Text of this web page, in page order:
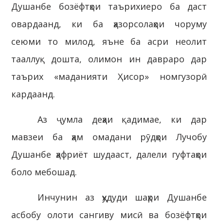
Душанбе бозёфтҳои таърихиеро ба даст
овардаанд, ки ба ҳазорсолаҳои чоруму
сеюми то милод, яъне ба асри неолит
тааллуқ дошта, олимон ин давраро дар
таърих «маданияти Ҳисор» номгузорӣ
кардаанд.
Аз ҷумла деҳаи қадимае, ки дар
мавзеи ба ҳам омадани рӯдҳои Лучобу
Душанбе ҳафриёт шудааст, далели гуфтаҳои
боло мебошад.
Инчунин аз ҳудуди шаҳри Душанбе
асбобу олоти сангиву мисӣ ва бозёфтҳои